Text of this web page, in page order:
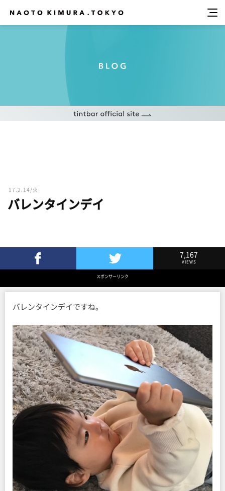
17.2.14/火
バレンタインデイ
Twitterでツイート
7,167
VIEWS
スポンサーリンク
バレンタインデイですね。